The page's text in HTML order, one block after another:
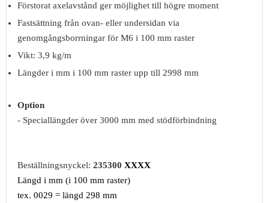
Förstorat axelavstånd ger möjlighet till högre moment
Fastsättning från ovan- eller undersidan via
genomgångsborrningar för M6 i 100 mm raster
Vikt: 3,9 kg/m
Längder i mm i 100 mm raster upp till 2998 mm
Option
- Speciallängder över 3000 mm med stödförbindning
Beställningsnyckel: 235300 XXXX
Längd i mm (i 100 mm raster)
tex. 0029 = längd 298 mm